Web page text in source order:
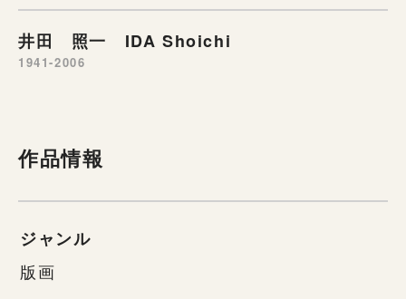
井田 照一 IDA Shoichi
1941-2006
作品情報
ジャンル
版画